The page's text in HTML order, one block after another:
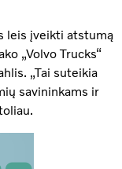
leis įveikti atstumą
„Volvo Trucks“
„Tai suteikia
savininkams ir
toliau.